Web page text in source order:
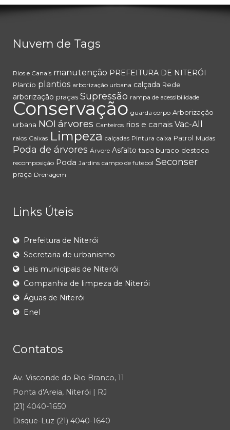
Nuvem de Tags
Rios e Canais manutenção PREFEITURA DE NITERÓI
Plantio plantios arborização urbana calçada Rede
arborização praças Supressão rampa de acessibilidade
Conservação guarda corpo Arborização
urbana NOI árvores Canteiros rios e canais Vac-All
ralos Caixas Limpeza calçadas Pintura caixa Patrol Mudas
Poda de árvores Árvore Asfalto tapa buraco destoca
recomposição Poda Jardins campo de futebol Seconser
praça Drenagem
Links Úteis
Prefeitura de Niterói
Secretaria de urbanismo
Leis municipais de Niterói
Companhia de limpeza de Niterói
Águas de Niterói
Enel
Contatos
Av. Visconde do Rio Branco, 11
Ponta d'Areia, Niterói | RJ
(21) 4040-1650
Disque-Luz (21) 4040-1640